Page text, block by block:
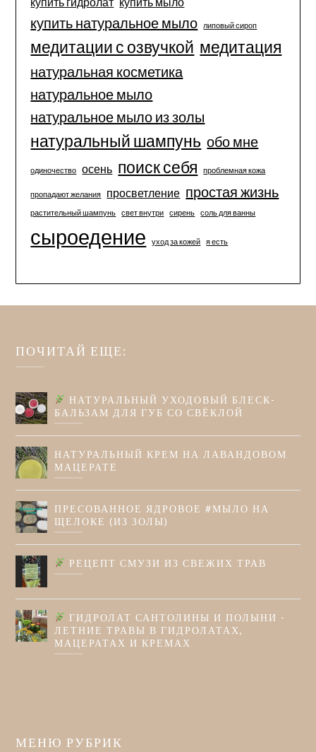
купить натуральное мыло липовый сироп
медитации с озвучкой медитация
натуральная косметика
натуральное мыло
натуральное мыло из золы
натуральный шампунь обо мне
одиночество осень поиск себя проблемная кожа
пропадают желания просветление простая жизнь
растительный шампунь свет внутри сирень соль для ванны
сыроедение уход за кожей я есть
ПОЧИТАЙ ЕЩЕ:
НАТУРАЛЬНЫЙ УХОДОВЫЙ БЛЕСК-
БАЛЬЗАМ ДЛЯ ГУБ СО СВЁКЛОЙ
НАТУРАЛЬНЫЙ КРЕМ НА ЛАВАНДОВОМ
МАЦЕРАТЕ
ПРЕСОВАННОЕ ЯДРОВОЕ #МЫЛО НА
ЩЕЛОКЕ (ИЗ ЗОЛЫ)
РЕЦЕПТ СМУЗИ ИЗ СВЕЖИХ ТРАВ
ГИДРОЛАТ САНТОЛИНЫ И ПОЛЫНИ -
ЛЕТНИЕ ТРАВЫ В ГИДРОЛАТАХ,
МАЦЕРАТАХ И КРЕМАХ
МЕНЮ РУБРИК